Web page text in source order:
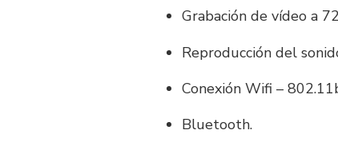
Grabación de vídeo a
Reproducción del
Conexión Wifi –
Bluetooth.